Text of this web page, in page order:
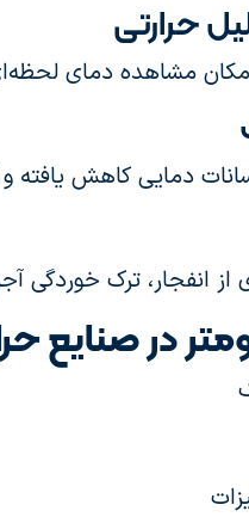
حرارتی
مشاهده دمای
دمایی کاهش
از انفجار، ترک
در صنایع